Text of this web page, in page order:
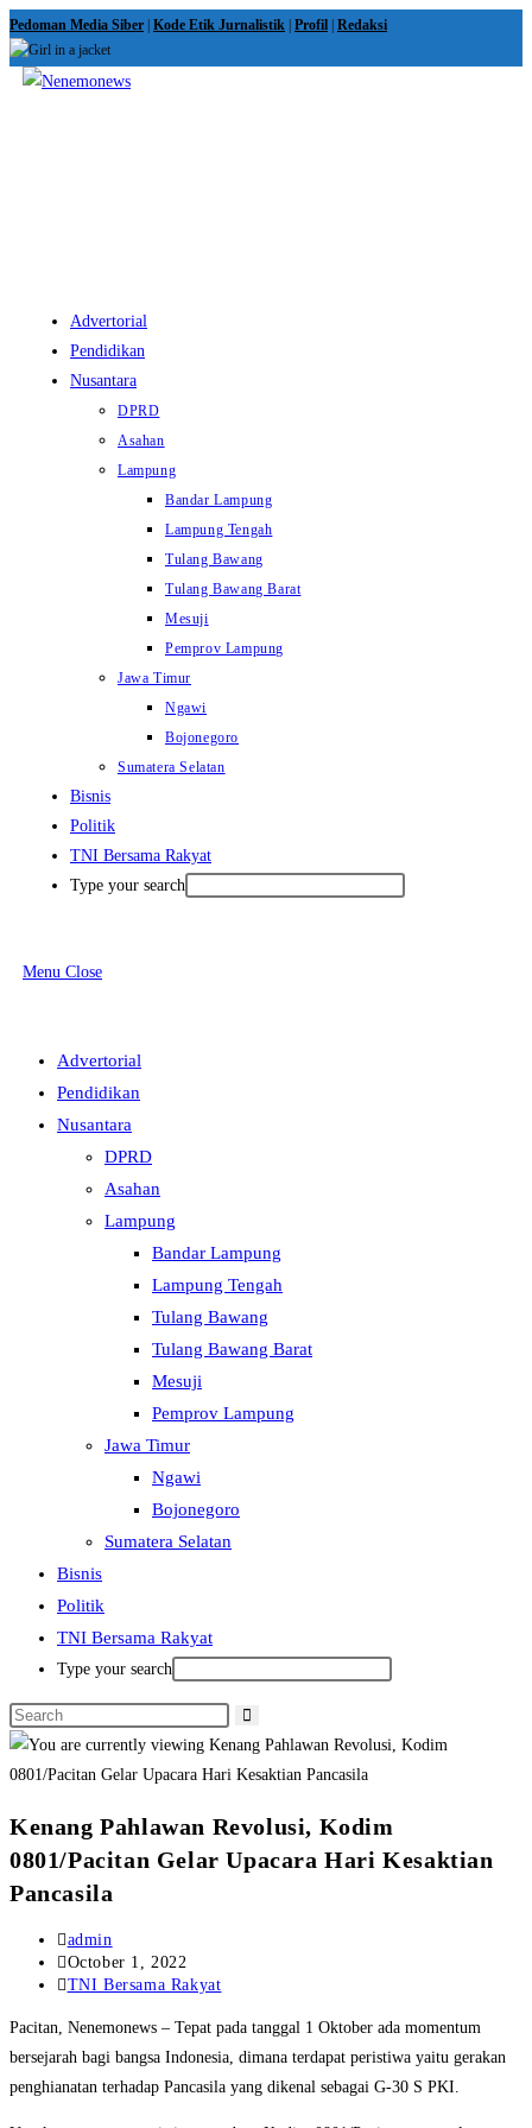
Skip
to
content
Pedoman Media Siber Kode Etik Jurnalistik Profil Redaksi
Advertorial
Pendidikan
Nusantara
DPRD
Asahan
Lampung
Bandar Lampung
Lampung Tengah
Tulang Bawang
Tulang Bawang Barat
Mesuji
Pemprov Lampung
Jawa Timur
Ngawi
Bojonegoro
Sumatera Selatan
Bisnis
Politik
TNI Bersama Rakyat
Type your search
Menu Close
Advertorial
Pendidikan
Nusantara
DPRD
Asahan
Lampung
Bandar Lampung
Lampung Tengah
Tulang Bawang
Tulang Bawang Barat
Mesuji
Pemprov Lampung
Jawa Timur
Ngawi
Bojonegoro
Sumatera Selatan
Bisnis
Politik
TNI Bersama Rakyat
Type your search
Kenang Pahlawan Revolusi, Kodim
0801/Pacitan Gelar Upacara Hari Kesaktian
Pancasila
Post
author:
admin
Post
published:
October 1, 2022
Post
TNI Bersama Rakyat
Pacitan, Nenemonews – Tepat pada tanggal 1 Oktober ada momentum
bersejarah bagi bangsa Indonesia, dimana terdapat peristiwa yaitu gerakan
penghianatan terhadap Pancasila yang dikenal sebagai G-30 S PKI.